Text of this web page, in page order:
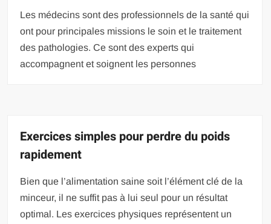
Les médecins sont des professionnels de la santé qui
ont pour principales missions le soin et le traitement
des pathologies. Ce sont des experts qui
accompagnent et soignent les personnes
Exercices simples pour perdre du poids
rapidement
Bien que l’alimentation saine soit l’élément clé de la
minceur, il ne suffit pas à lui seul pour un résultat
optimal. Les exercices physiques représentent un